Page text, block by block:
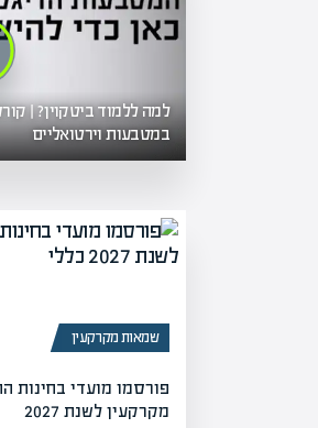
למה ללמוד ביטקוין? |
במטבעות וירטואליים
שמאות מקרקעין
פורסמו מועדי בחינות
מקרקעין לשנת 2027